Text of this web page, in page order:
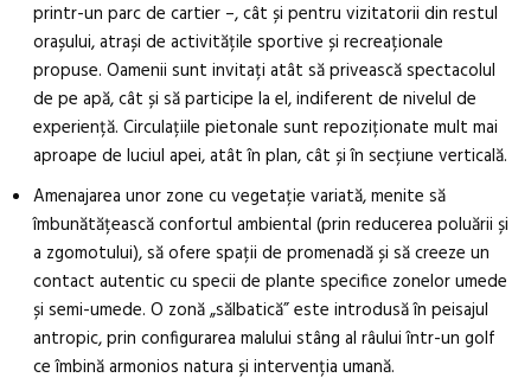
printr-un parc de cartier –, cât și pentru vizitatorii din restul
orașului, atrași de activitățile sportive și recreaționale
propuse. Oamenii sunt invitați atât să privească spectacolul
de pe apă, cât și să participe la el, indiferent de nivelul de
experiență. Circulațiile pietonale sunt repoziționate mult mai
aproape de luciul apei, atât în plan, cât și în secțiune verticală.
Amenajarea unor zone cu vegetație variată, menite să
îmbunătățească confortul ambiental (prin reducerea poluării și
a zgomotului), să ofere spații de promenadă și să creeze un
contact autentic cu specii de plante specifice zonelor umede
și semi-umede. O zonă „sălbatică” este introdusă în peisajul
antropic, prin configurarea malului stâng al râului într-un golf
ce îmbină armonios natura și intervenția umană.